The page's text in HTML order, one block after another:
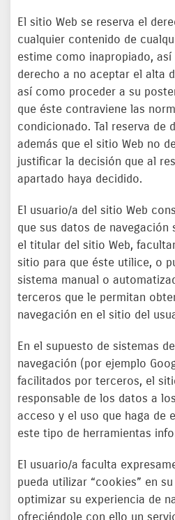
El sitio Web se reserva el
cualquier contenido de
estime como inapropiado,
derecho a no aceptar el alta
así como proceder a su
que éste contraviene las
condicionado. Tal reserva de
además que el sitio Web no
justificar la decisión que al
apartado haya decidido.
El usuario/a del sitio Web
que sus datos de navegación
el titular del sitio Web,
sitio para que éste utilice, o
sistema manual o
terceros que le permitan
navegación en el sitio del
En el supuesto de sistemas
navegación (por ejemplo
facilitados por terceros, el
responsable de los datos a
acceso y el uso que haga de
este tipo de herramientas
El usuario/a faculta
pueda utilizar “cookies” en
optimizar su experiencia de
ofreciéndole con ello un